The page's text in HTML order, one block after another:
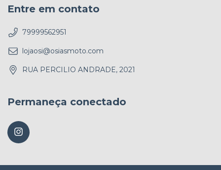
Entre em contato
79999562951
lojaosi@osiasmoto.com
RUA PERCILIO ANDRADE, 2021
Permaneça conectado